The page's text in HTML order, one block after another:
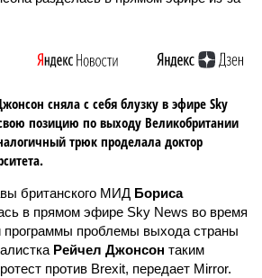
сняла с себя блузку в эфире Sky
позицию по выходу Великобритании
трюк проделала доктор
британского МИД Бориса
в прямом эфире Sky News во время
программы проблемы выхода страны
Рейчел Джонсон таким
против Brexit, передает Mirror.